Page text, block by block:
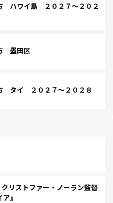
ハワイ島 ２０２７～２０２
墨田区
タイ ２０２７～２０２８
リストファー・ノーラン監督
』